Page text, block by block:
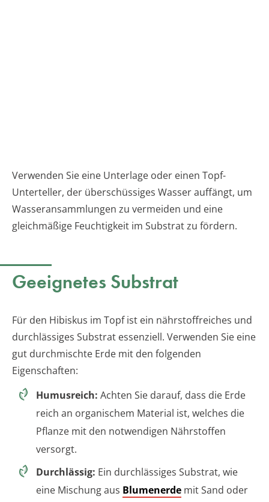
Verwenden Sie eine Unterlage oder einen Topf-
Unterteller, der überschüssiges Wasser auffängt, um
Wasseransammlungen zu vermeiden und eine
gleichmäßige Feuchtigkeit im Substrat zu fördern.
Geeignetes Substrat
Für den Hibiskus im Topf ist ein nährstoffreiches und
durchlässiges Substrat essenziell. Verwenden Sie eine
gut durchmischte Erde mit den folgenden
Eigenschaften:
Humusreich: Achten Sie darauf, dass die Erde
reich an organischem Material ist, welches die
Pflanze mit den notwendigen Nährstoffen
versorgt.
Durchlässig: Ein durchlässiges Substrat, wie
eine Mischung aus Blumenerde mit Sand oder